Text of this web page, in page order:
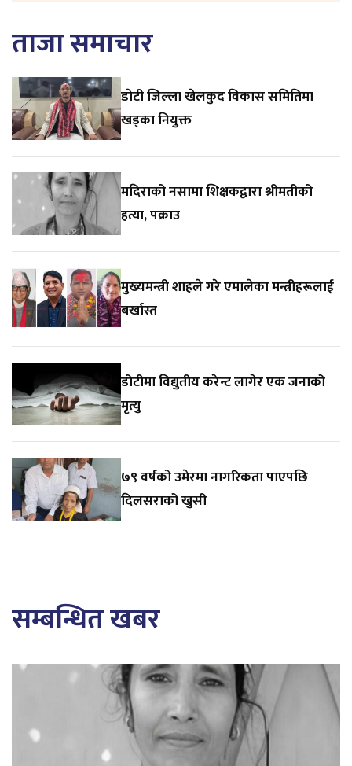
ताजा समाचार
डाेटी जिल्ला खेलकुद विकास समितिमा
खड्का नियुक्त
मदिराको नसामा शिक्षकद्वारा श्रीमतीको
हत्या, पक्राउ
मुख्यमन्त्री शाहले गरे एमालेका मन्त्रीहरूलाई
बर्खास्त
डोटीमा विद्युतीय करेन्ट लागेर एक जनाको
मृत्यु
७९ वर्षको उमेरमा नागरिकता पाएपछि
दिलसराको खुसी
सम्बन्धित खबर